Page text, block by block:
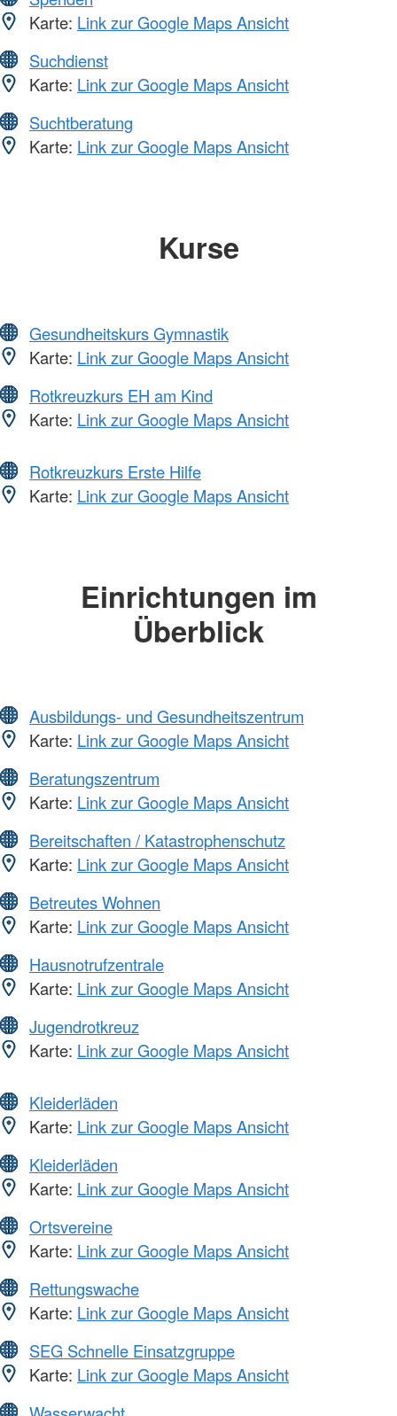
Karte: Link zur Google Maps Ansicht
Suchdienst
Karte: Link zur Google Maps Ansicht
Suchtberatung
Karte: Link zur Google Maps Ansicht
Kurse
Gesundheitskurs Gymnastik
Karte: Link zur Google Maps Ansicht
Rotkreuzkurs EH am Kind
Karte: Link zur Google Maps Ansicht
Rotkreuzkurs Erste Hilfe
Karte: Link zur Google Maps Ansicht
Einrichtungen im
Überblick
Ausbildungs- und Gesundheitszentrum
Karte: Link zur Google Maps Ansicht
Beratungszentrum
Karte: Link zur Google Maps Ansicht
Bereitschaften / Katastrophenschutz
Karte: Link zur Google Maps Ansicht
Betreutes Wohnen
Karte: Link zur Google Maps Ansicht
Hausnotrufzentrale
Karte: Link zur Google Maps Ansicht
Jugendrotkreuz
Karte: Link zur Google Maps Ansicht
Kleiderläden
Karte: Link zur Google Maps Ansicht
Kleiderläden
Karte: Link zur Google Maps Ansicht
Ortsvereine
Karte: Link zur Google Maps Ansicht
Rettungswache
Karte: Link zur Google Maps Ansicht
SEG Schnelle Einsatzgruppe
Karte: Link zur Google Maps Ansicht